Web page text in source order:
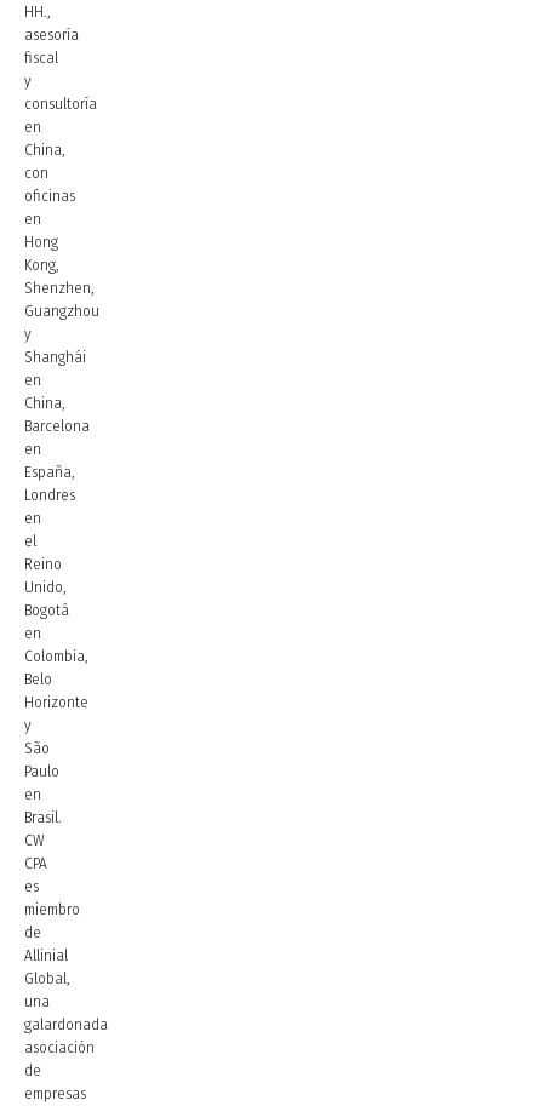
HH.,
asesoría
fiscal
y
consultoría
en
China,
con
oficinas
en
Hong
Kong,
Shenzhen,
Guangzhou
y
Shanghái
en
China,
Barcelona
en
España,
Londres
en
el
Reino
Unido,
Bogotá
en
Colombia,
Belo
Horizonte
y
São
Paulo
en
Brasil.
CW
CPA
es
miembro
de
Allinial
Global,
una
galardonada
asociación
de
empresas